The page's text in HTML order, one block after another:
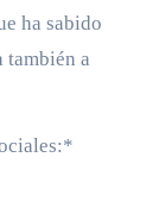
ha sabido
también a